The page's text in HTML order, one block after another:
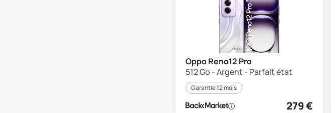
Oppo Reno12 Pro
512 Go - Argent - Parfait état
Garantie 12 mois
279€